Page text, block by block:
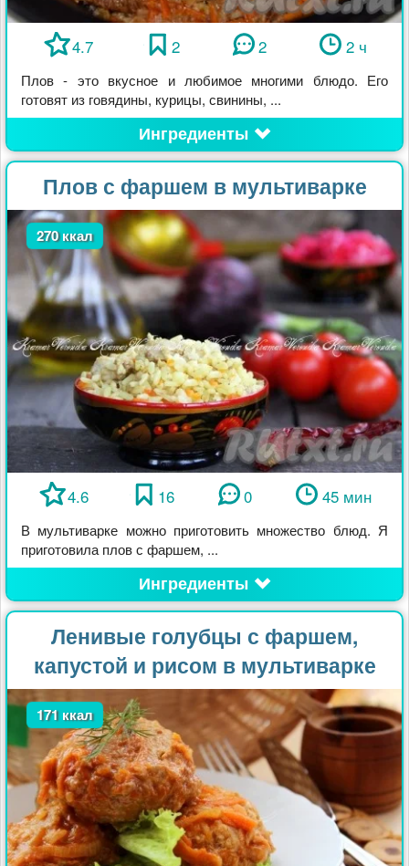
4.7 2 2 2 ч
Плов - это вкусное и любимое многими блюдо. Его
готовят из говядины, курицы, свинины, ...
Ингредиенты
Плов с фаршем в мультиварке
270 ккал
4.6 16 0 45 мин
В мультиварке можно приготовить множество блюд. Я
приготовила плов с фаршем, ...
Ингредиенты
Ленивые голубцы с фаршем,
капустой и рисом в мультиварке
171 ккал